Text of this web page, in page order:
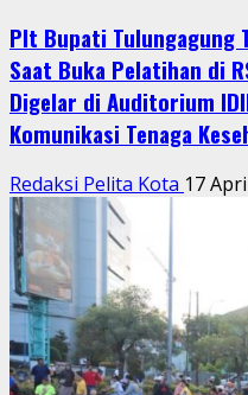
Plt Bupati Tulungagung
Saat Buka Pelatihan di
Digelar di Auditorium
Komunikasi Tenaga
Redaksi Pelita Kota 17